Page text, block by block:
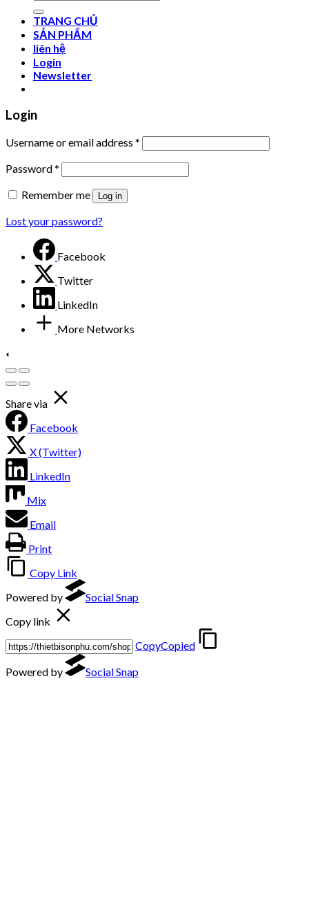
for:
TRANG CHỦ
SẢN PHẨM
liên hệ
Login
Newsletter
Login
Username or email address *
Password*
Remember me
Log in
Lost your password?
Facebook
Twitter
LinkedIn
More Networks
Share via
Facebook
X (Twitter)
LinkedIn
Mix
Email
Print
Copy Link
Powered by
Social Snap
Copy link
CopyCopied
Powered by
Social Snap